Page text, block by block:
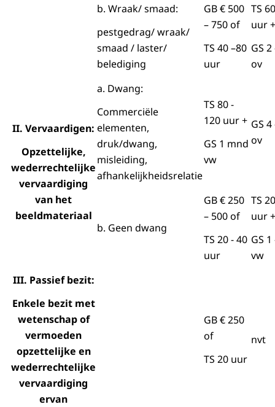
b. Wraak/ smaad:
pestgedrag/ wraak/
smaad / laster/
belediging
GB € 500
– 750 of
TS 40 –80
uur
TS
uur +
GS
ov
II. Vervaardigen:
Opzettelijke,
wederrechtelijke
vervaardiging
van het
beeldmateriaal
a. Dwang:
Commerciële
elementen,
druk/dwang,
misleiding,
afhankelijkheidsrelatie
TS 80 -
120 uur +
GS 1 mnd
vw
GS
ov
b. Geen dwang
GB € 250
– 500 of
TS 20 - 40
uur
TS
uur +
GS
vw
III. Passief bezit:
Enkele bezit met
wetenschap of
vermoeden
opzettelijke en
wederrechtelijke
vervaardiging
ervan
GB € 250
of
TS 20 uur
nvt